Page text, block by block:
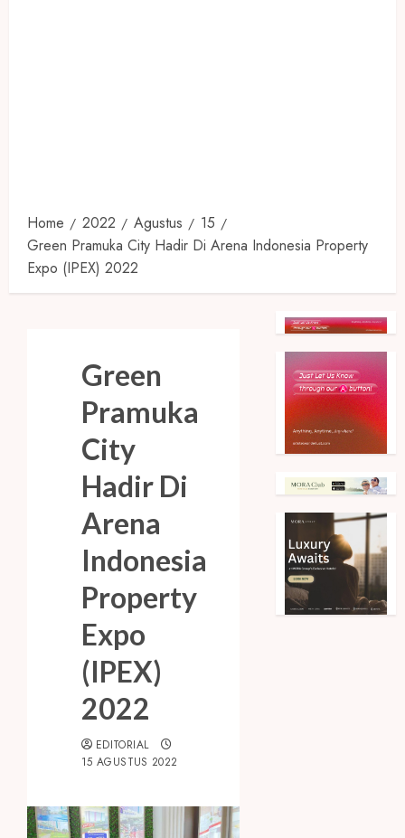
Home 2022 Agustus
15
Green Pramuka City Hadir Di Arena Indonesia Property
Expo (IPEX) 2022
Green
Pramuka
City
Hadir Di
Arena
Indonesia
Property
Expo
(IPEX)
2022
EDITORIAL
15 AGUSTUS 2022